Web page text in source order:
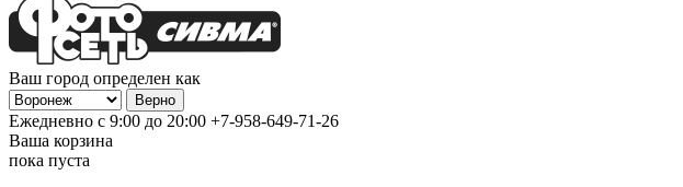
Ваш город определен как
Ежедневно с 9:00 до 20:00 +7-958-649-71-26
Ваша корзина
пока пуста